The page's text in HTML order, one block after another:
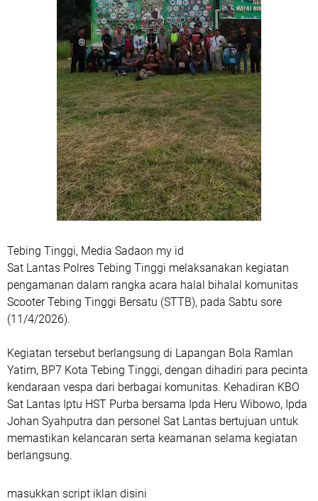
Tebing Tinggi, Media Sadaon my id
Sat Lantas Polres Tebing Tinggi melaksanakan kegiatan
pengamanan dalam rangka acara halal bihalal komunitas
Scooter Tebing Tinggi Bersatu (STTB), pada Sabtu sore
(11/4/2026).
Kegiatan tersebut berlangsung di Lapangan Bola Ramlan
Yatim, BP7 Kota Tebing Tinggi, dengan dihadiri para pecinta
kendaraan vespa dari berbagai komunitas. Kehadiran KBO
Sat Lantas Iptu HST Purba bersama Ipda Heru Wibowo, Ipda
Johan Syahputra dan personel Sat Lantas bertujuan untuk
memastikan kelancaran serta keamanan selama kegiatan
berlangsung.
masukkan script iklan disini